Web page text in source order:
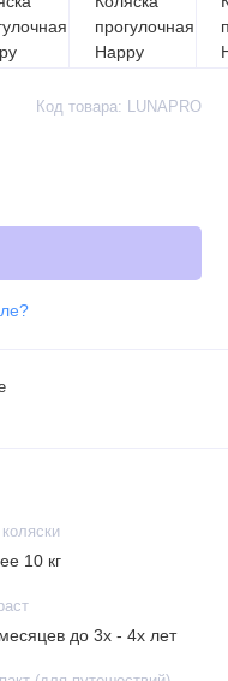
Код товара: LUNAPRO
10 кг
до 3х - 4х лет